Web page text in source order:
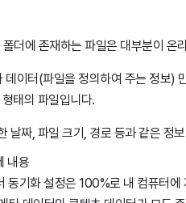
더에 존재하는 파일은 대부분이 온
이터(파일을 정의하여 주는 정보)
태의 파일입니다.
날짜, 파일 크기, 경로 등과 같은 정보
내용
동기화 설정은 100%로 내 컴퓨터